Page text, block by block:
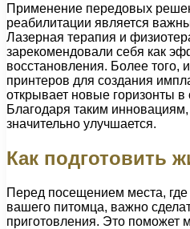
Применение передовых
реабилитации является
Лазерная терапия и
зарекомендовали себя как
восстановления. Более того,
принтеров для создания
открывает новые горизонты в
Благодаря таким
значительно улучшается.
Как подготовить
Перед посещением места, где
вашего питомца, важно
приготовления. Это поможет